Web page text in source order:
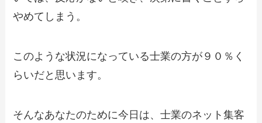
やめてしまう。
このような状況になっている士業の方が９０％く
らいだと思います。
そんなあなたのために今日は、士業のネット集客